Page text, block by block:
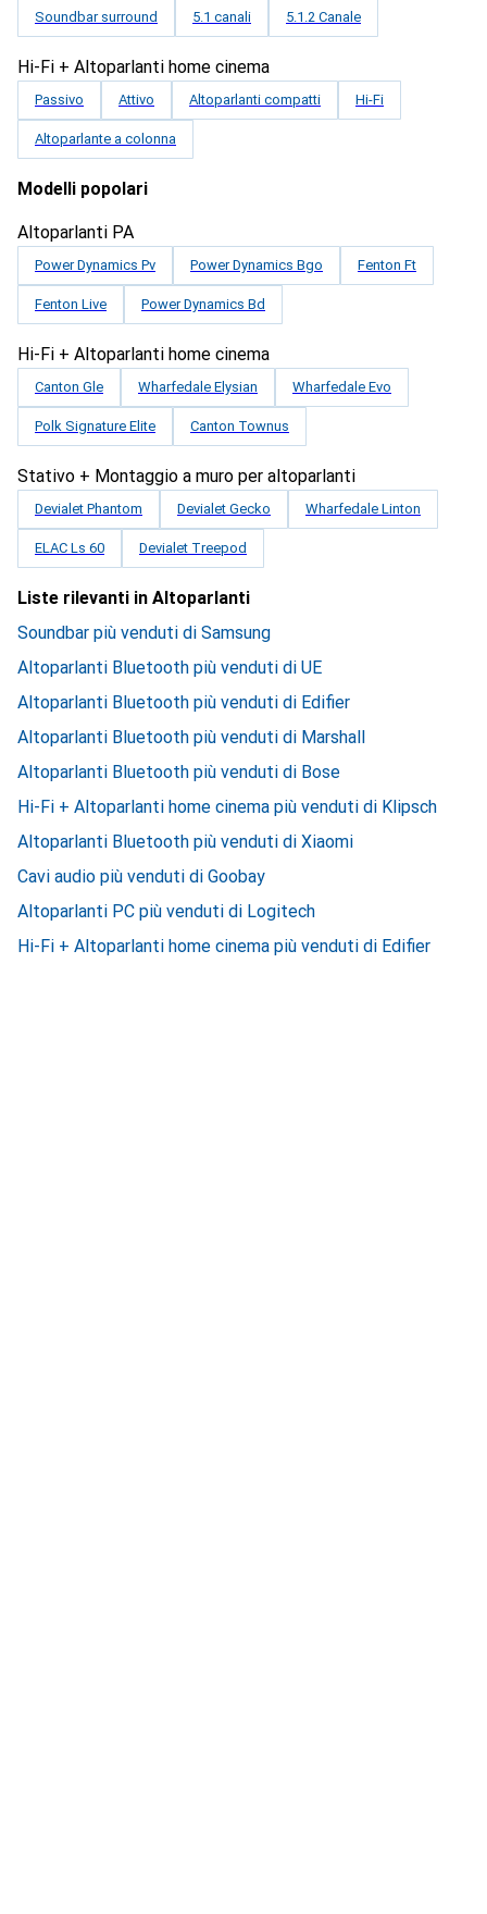
Soundbar surround 5.1 canali 5.1.2 Canale
Hi-Fi + Altoparlanti home cinema
Passivo Attivo Altoparlanti compatti Hi-Fi
Altoparlante a colonna
Modelli popolari
Altoparlanti PA
Power Dynamics Pv Power Dynamics Bgo Fenton Ft
Fenton Live Power Dynamics Bd
Hi-Fi + Altoparlanti home cinema
Canton Gle Wharfedale Elysian Wharfedale Evo
Polk Signature Elite Canton Townus
Stativo + Montaggio a muro per altoparlanti
Devialet Phantom Devialet Gecko Wharfedale Linton
ELAC Ls 60 Devialet Treepod
Liste rilevanti in Altoparlanti
Soundbar più venduti di Samsung
Altoparlanti Bluetooth più venduti di UE
Altoparlanti Bluetooth più venduti di Edifier
Altoparlanti Bluetooth più venduti di Marshall
Altoparlanti Bluetooth più venduti di Bose
Hi-Fi + Altoparlanti home cinema più venduti di Klipsch
Altoparlanti Bluetooth più venduti di Xiaomi
Cavi audio più venduti di Goobay
Altoparlanti PC più venduti di Logitech
Hi-Fi + Altoparlanti home cinema più venduti di Edifier